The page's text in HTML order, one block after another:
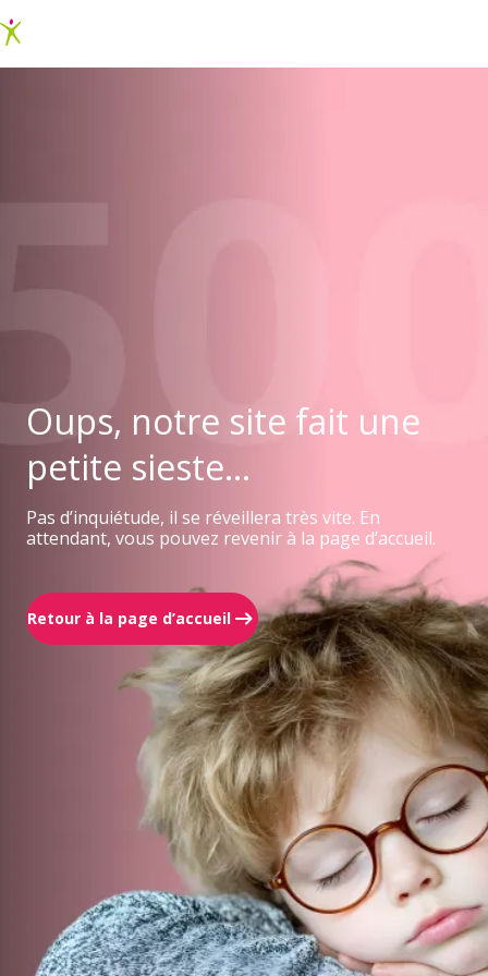
Oups, notre site fait une
petite sieste...
Pas d’inquiétude, il se réveillera très vite. En
attendant, vous pouvez revenir à la page d’accueil.
Retour à la page d’accueil